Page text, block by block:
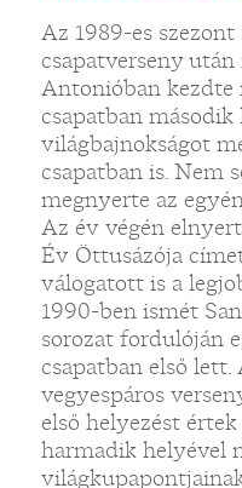
Az 1989-es
csapatverseny
Antonióban kezdte
csapatban
világbajnokságot
csapatban is. Nem
megnyerte az
Az év végén
Év Öttusázója
válogatott is a
1990-ben ismét
sorozat fordulóján
csapatban első
vegyespáros
első helyezést
harmadik helyével